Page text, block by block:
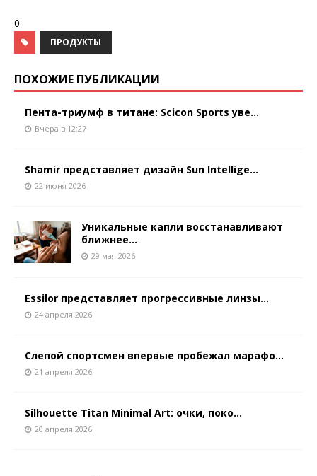
0
ПРОДУКТЫ
ПОХОЖИЕ ПУБЛИКАЦИИ
Пента-триумф в титане: Scicon Sports уве...
Вчера в 12:27
Shamir представляет дизайн Sun Intellige...
22 июня 2026
Уникальные капли восстанавливают
ближнее...
29 мая 2026
Essilor представляет прогрессивные линзы...
24 апреля 2026
Слепой спортсмен впервые пробежал марафо...
21 апреля 2026
Silhouette Titan Minimal Art: очки, поко...
20 апреля 2026